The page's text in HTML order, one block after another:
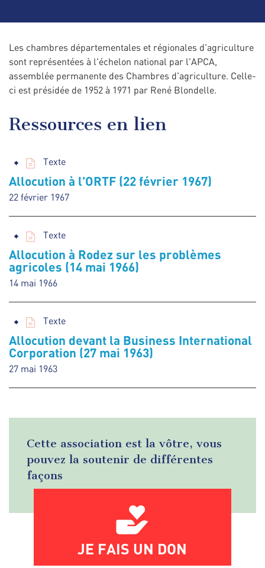
Les chambres départementales et régionales d'agriculture
sont représentées à l'échelon national par l'APCA,
assemblée permanente des Chambres d'agriculture. Celle-
ci est présidée de 1952 à 1971 par René Blondelle.
Ressources en lien
Texte
Allocution à l'ORTF (22 février 1967)
22 février 1967
Texte
Allocution à Rodez sur les problèmes
agricoles (14 mai 1966)
14 mai 1966
Texte
Allocution devant la Business International
Corporation (27 mai 1963)
27 mai 1963
Cette association est la vôtre, vous
pouvez la soutenir de différentes
façons
JE FAIS UN DON